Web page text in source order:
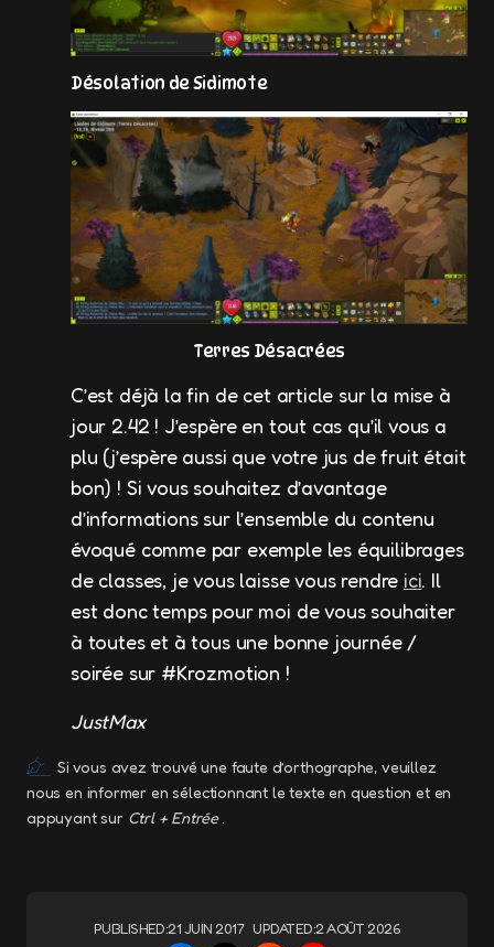
Désolation de Sidimote
Terres Désacrées
C’est déjà la fin de cet article sur la mise à
jour 2.42 ! J’espère en tout cas qu’il vous a
plu (j’espère aussi que votre jus de fruit était
bon) ! Si vous souhaitez d’avantage
d’informations sur l’ensemble du contenu
évoqué comme par exemple les équilibrages
de classes, je vous laisse vous rendre ici. Il
est donc temps pour moi de vous souhaiter
à toutes et à tous une bonne journée /
soirée sur #Krozmotion !
JustMax
Si vous avez trouvé une faute d’orthographe, veuillez
nous en informer en sélectionnant le texte en question et en
appuyant sur Ctrl + Entrée.
PUBLISHED:21 JUIN 2017 UPDATED:2 AOÛT 2026